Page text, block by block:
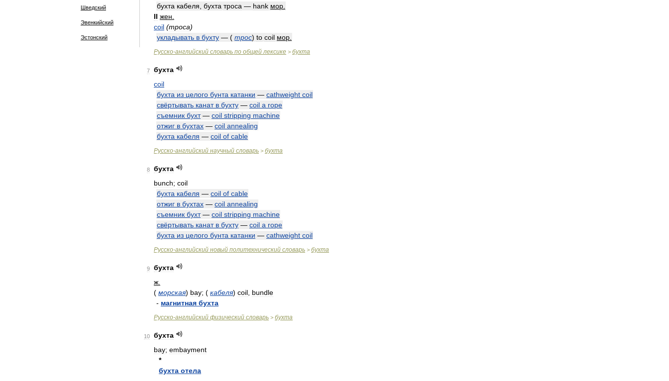
Шведский
Эвенкийский
Эстонский
бухта кабеля бухта троса — hank мор
II жен
coil (троса)
укладывать в бухту — ( трос) to coil мор
Русско-английский словарь по общей лексике > бухта
7
бухта
coil
бухта из целого бунта катанки — cathweight coil
свёртывать канат в бухту — coil a rope
съемник бухт— coil stripping machine
отжиг в бухтах — coil annealing
бухта кабеля — coil of cable
Русско-английский научный словарь > бухта
8
бухта
bunch; coil
бухта кабеля — coil of cable
отжиг в бухтах — coil annealing
съемник бухт— coil stripping machine
свёртывать канат в бухту — coil a rope
бухта из целого бунта катанки — cathweight coil
Русско-английский новый политехнический словарь > бухта
9
бухта
ж
( морская) bay; ( кабеля) coil bundle
- магнитная бухта
Русско-английский физический словарь > бухта
10
бухта
bay; embayment
*
бухта отела